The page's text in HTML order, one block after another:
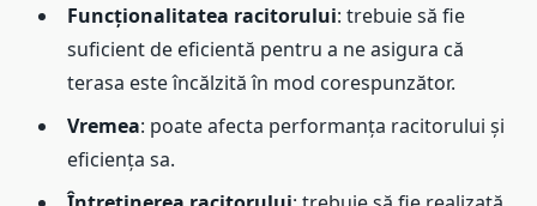
Funcționalitatea racitorului: trebuie să fie
suficient de eficientă pentru a ne asigura că
terasa este încălzită în mod corespunzător.
Vremea: poate afecta performanța racitorului și
eficiența sa.